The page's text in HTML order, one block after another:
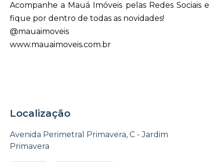
Acompanhe a Mauá Imóveis pelas Redes Sociais e
fique por dentro de todas as novidades!
@mauaimoveis
www.mauaimoveis.com.br
Localização
Avenida Perimetral Primavera, C - Jardim
Primavera